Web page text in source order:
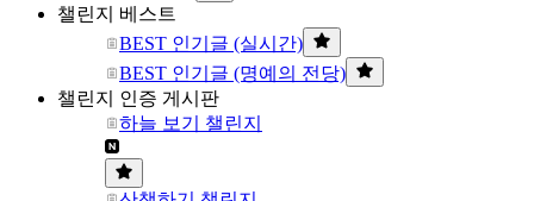
챌린지 베스트
BEST 인기글 (실시간)
BEST 인기글 (명예의 전당)
챌린지 인증 게시판
하늘 보기 챌린지